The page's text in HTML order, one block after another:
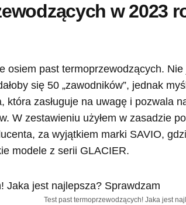
w 2023
osiem past termoprzewodzących.
się 50 „zawodników”, jednak
która zasługuje na uwagę i pozwala
W zestawieniu użyłem w zasadzie
za wyjątkiem marki SAVIO,
modele z serii GLACIER.
Test past termoprzewodzących! Jaka jest